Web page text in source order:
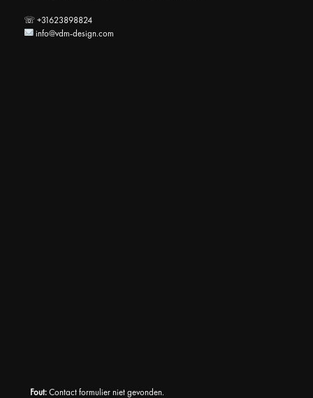
☏ +31623898824
info@vdm-design.com
Fout:Contact formulier niet gevonden.